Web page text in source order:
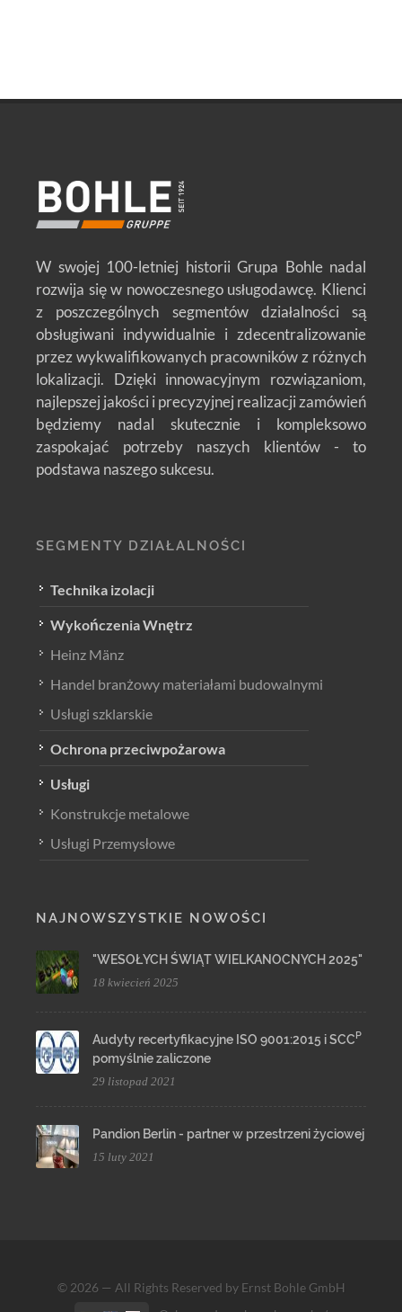
W swojej 100-letniej historii Grupa Bohle nadal
rozwija się w nowoczesnego usługodawcę. Klienci
z poszczególnych segmentów działalności są
obsługiwani indywidualnie i zdecentralizowanie
przez wykwalifikowanych pracowników z różnych
lokalizacji. Dzięki innowacyjnym rozwiązaniom,
najlepszej jakości i precyzyjnej realizacji zamówień
będziemy nadal skutecznie i kompleksowo
zaspokajać potrzeby naszych klientów - to
podstawa naszego sukcesu.
SEGMENTY DZIAŁALNOŚCI
Technika izolacji
Wykończenia Wnętrz
Heinz Mänz
Handel branżowy materiałami budowalnymi
Usługi szklarskie
Ochrona przeciwpożarowa
Usługi
Konstrukcje metalowe
Usługi Przemysłowe
NAJNOWSZYSTKIE NOWOŚCI
"WESOŁYCH ŚWIĄT WIELKANOCNYCH 2025"
18 kwiecień 2025
Audyty recertyfikacyjne ISO 9001:2015 i SCC P
pomyślnie zaliczone
29 listopad 2021
Pandion Berlin - partner w przestrzeni życiowej
15 luty 2021
© 2026 — All Rights Reserved by Ernst Bohle GmbH